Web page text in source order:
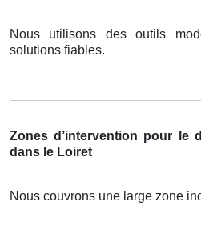
Nous utilisons des outils
solutions fiables.
Zones d’intervention pour le
dans le Loiret
Nous couvrons une large zone